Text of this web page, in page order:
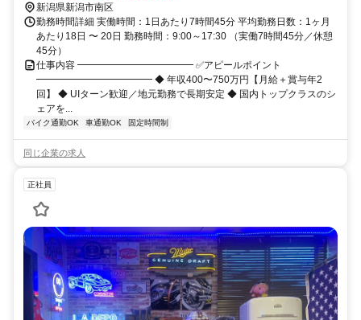
新潟県新潟市南区
勤務時間詳細 実働時間：1日あたり7時間45分 平均勤務日数：1ヶ月
あたり18日 〜 20日 勤務時間：9:00～17:30 （実働7時間45分／休憩
45分）
仕事内容 ━━━━━━━━━━━━ ✅アピールポイント
━━━━━━━━━━━━ ◆ 年収400〜750万円【月給＋賞与年2
回】 ◆ UIターン歓迎／地元勤務で長期安定 ◆ 国内トップクラスのシ
ェアを...
バイク通勤OK 車通勤OK 固定時間制
同じ企業の求人
正社員